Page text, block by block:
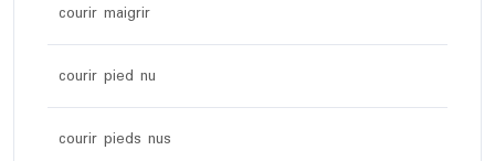
courir maigrir
courir pied nu
courir pieds nus